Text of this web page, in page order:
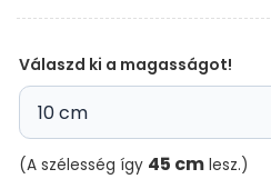
Válaszd ki a magasságot!
(A szélesség így 45 cm lesz.)